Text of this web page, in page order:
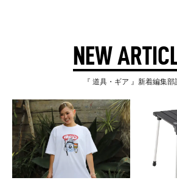
NEW
『 道具・ギア 』新着編集部